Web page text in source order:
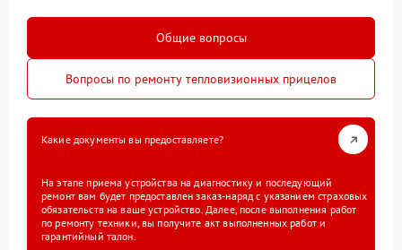
Общие вопросы
Вопросы по ремонту тепловизионных прицелов
Какие документы вы предоставляете?
На этапе приема устройства на диагностику и последующий
ремонт вам будет предоставлен заказ-наряд с указанием страховых
обязательств на ваше устройство. Далее, после выполнения работ
по ремонту техники, вы получите акт выполненных работ и
гарантийный талон.